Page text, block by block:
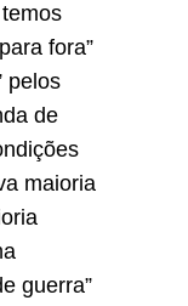
fora”
pelos
de
maioria
guerra”